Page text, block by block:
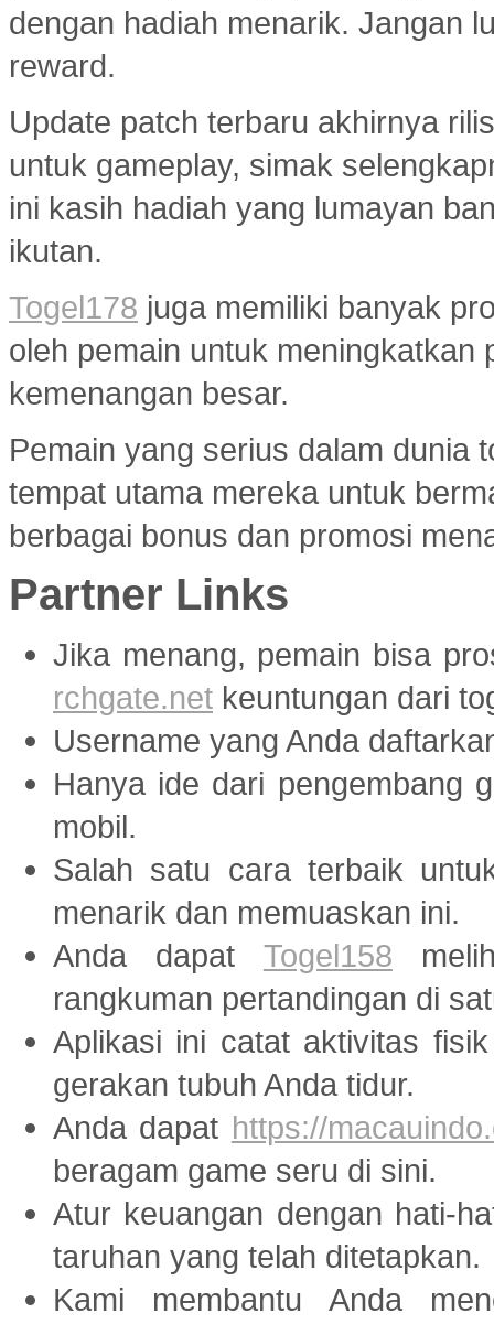
dengan hadiah menarik. Jangan
reward.
Update patch terbaru akhirnya
untuk gameplay, simak
ini kasih hadiah yang lumayan
ikutan.
Togel178 juga memiliki banyak
oleh pemain untuk meningkatkan
kemenangan besar.
Pemain yang serius dalam dunia
tempat utama mereka untuk
berbagai bonus dan promosi
Partner Links
Jika menang, pemain bisa
rchgate.net keuntungan dari
Username yang Anda
Hanya ide dari pengembang
mobil.
Salah satu cara terbaik
menarik dan memuaskan ini.
Anda dapat Togel158
rangkuman pertandingan di
Aplikasi ini catat aktivitas
gerakan tubuh Anda tidur.
Anda dapat https://
beragam game seru di sini.
Atur keuangan dengan hati-
taruhan yang telah ditetapkan.
Kami membantu Anda